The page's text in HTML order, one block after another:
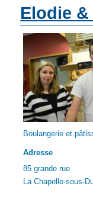
Elodie
Boulangerie et
Adresse
85 grande rue
La Chapelle-sous-